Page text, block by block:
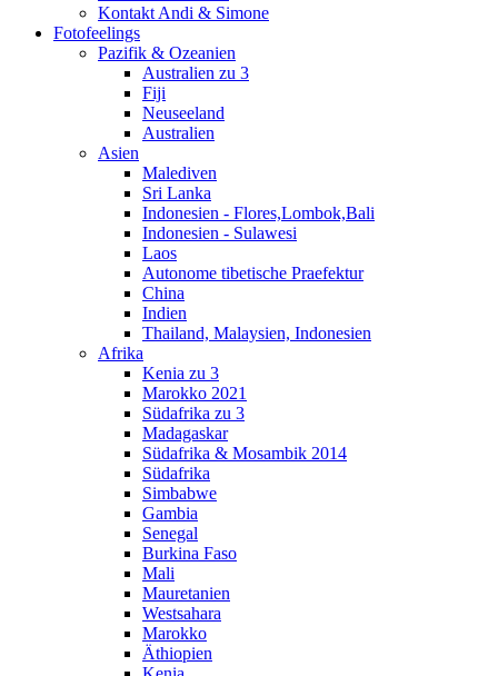
Kontakt Andi & Simone
Fotofeelings
Pazifik & Ozeanien
Australien zu 3
Fiji
Neuseeland
Australien
Asien
Malediven
Sri Lanka
Indonesien - Flores,Lombok,Bali
Indonesien - Sulawesi
Laos
Autonome tibetische Praefektur
China
Indien
Thailand, Malaysien, Indonesien
Afrika
Kenia zu 3
Marokko 2021
Südafrika zu 3
Madagaskar
Südafrika & Mosambik 2014
Südafrika
Simbabwe
Gambia
Senegal
Burkina Faso
Mali
Mauretanien
Westsahara
Marokko
Äthiopien